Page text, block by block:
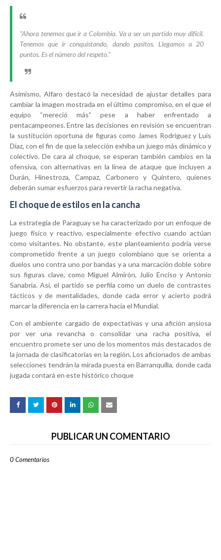
“Ahora tenemos que ir a Colombia. Va a ser un partido muy difícil.
Tenemos que ir conquistando, dando pasitos. Llegamos a 20
puntos. Es el número del respeto.”
Asimismo, Alfaro destacó la necesidad de ajustar detalles para
cambiar la imagen mostrada en el último compromiso, en el que el
equipo “mereció más” pese a haber enfrentado a
pentacampeones. Entre las decisiones en revisión se encuentran
la sustitución oportuna de figuras como James Rodríguez y Luis
Díaz, con el fin de que la selección exhiba un juego más dinámico y
colectivo. De cara al choque, se esperan también cambios en la
ofensiva, con alternativas en la línea de ataque que incluyen a
Durán, Hinestroza, Campaz, Carbonero y Quintero, quienes
deberán sumar esfuerzos para revertir la racha negativa.
El choque de estilos en la cancha
La estrategia de Paraguay se ha caracterizado por un enfoque de
juego físico y reactivo, especialmente efectivo cuando actúan
como visitantes. No obstante, este planteamiento podría verse
comprometido frente a un juego colombiano que se orienta a
duelos uno contra uno por bandas y a una marcación doble sobre
sus figuras clave, como Miguel Almirón, Julio Enciso y Antonio
Sanabria. Así, el partido se perfila como un duelo de contrastes
tácticos y de mentalidades, donde cada error y acierto podrá
marcar la diferencia en la carrera hacia el Mundial.
Con el ambiente cargado de expectativas y una afición ansiosa
por ver una revancha o consolidar una racha positiva, el
encuentro promete ser uno de los momentos más destacados de
la jornada de clasificatorias en la región. Los aficionados de ambas
selecciones tendrán la mirada puesta en Barranquilla, donde cada
jugada contará en este histórico choque
PUBLICAR UN COMENTARIO
0 Comentarios